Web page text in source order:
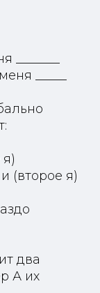
_____
(второе я)
два
А их